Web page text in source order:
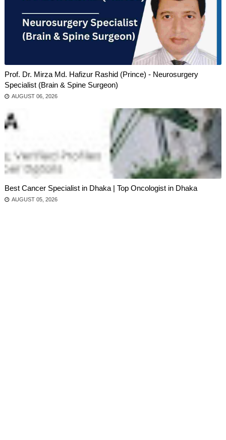
Prof. Dr. Mirza Md. Hafizur Rashid (Prince) - Neurosurgery
Specialist (Brain & Spine Surgeon)
AUGUST 06, 2026
Best Cancer Specialist in Dhaka | Top Oncologist in Dhaka
AUGUST 05, 2026